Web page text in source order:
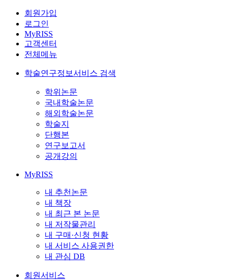
회원가입
로그인
MyRISS
고객센터
전체메뉴
학술연구정보서비스 검색
학위논문
국내학술논문
해외학술논문
학술지
단행본
연구보고서
공개강의
MyRISS
내 추천논문
내 책장
내 최근 본 논문
내 저작물관리
내 구매·신청 현황
내 서비스 사용권한
내 관심 DB
회원서비스